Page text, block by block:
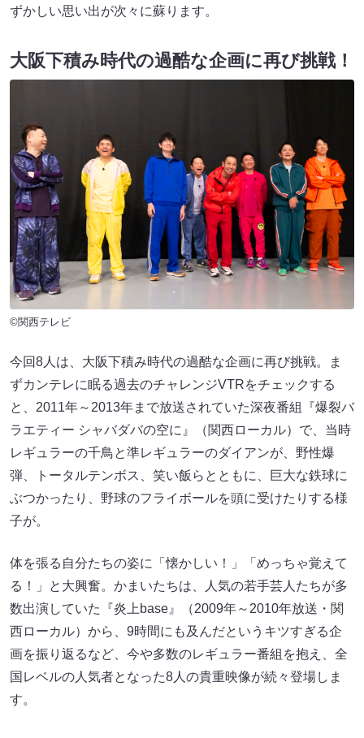
ずかしい思い出が次々に蘇ります。
大阪下積み時代の過酷な企画に再び挑戦！
©関西テレビ
今回8人は、大阪下積み時代の過酷な企画に再び挑戦。ま
ずカンテレに眠る過去のチャレンジVTRをチェックする
と、2011年～2013年まで放送されていた深夜番組『爆裂バ
ラエティー シャバダバの空に』（関西ローカル）で、当時
レギュラーの千鳥と準レギュラーのダイアンが、野性爆
弾、トータルテンボス、笑い飯らとともに、巨大な鉄球に
ぶつかったり、野球のフライボールを頭に受けたりする様
子が。
体を張る自分たちの姿に「懐かしい！」「めっちゃ覚えて
る！」と大興奮。かまいたちは、人気の若手芸人たちが多
数出演していた『炎上base』（2009年～2010年放送・関
西ローカル）から、9時間にも及んだというキツすぎる企
画を振り返るなど、今や多数のレギュラー番組を抱え、全
国レベルの人気者となった8人の貴重映像が続々登場しま
す。